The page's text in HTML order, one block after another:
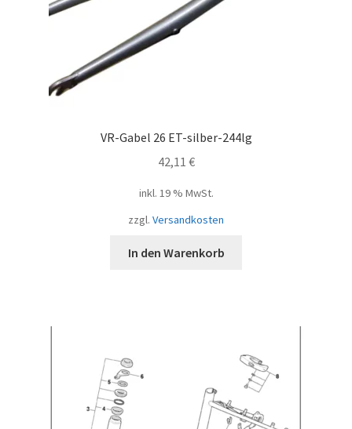
VR-Gabel 26 ET-silber-244lg
42,11 €
inkl. 19 % MwSt.
zzgl. Versandkosten
In den Warenkorb